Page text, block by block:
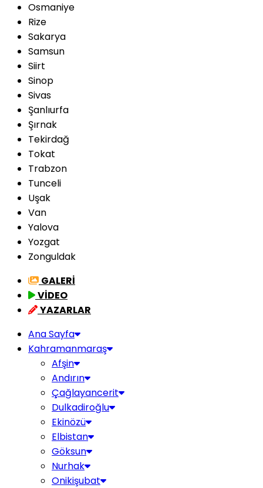
Osmaniye
Rize
Sakarya
Samsun
Siirt
Sinop
Sivas
Şanlıurfa
Şırnak
Tekirdağ
Tokat
Trabzon
Tunceli
Uşak
Van
Yalova
Yozgat
Zonguldak
GALERİ
VİDEO
YAZARLAR
Ana Sayfa
Kahramanmaraş
Afşin
Andırın
Çağlayancerit
Dulkadiroğlu
Ekinözü
Elbistan
Göksun
Nurhak
Onikişubat